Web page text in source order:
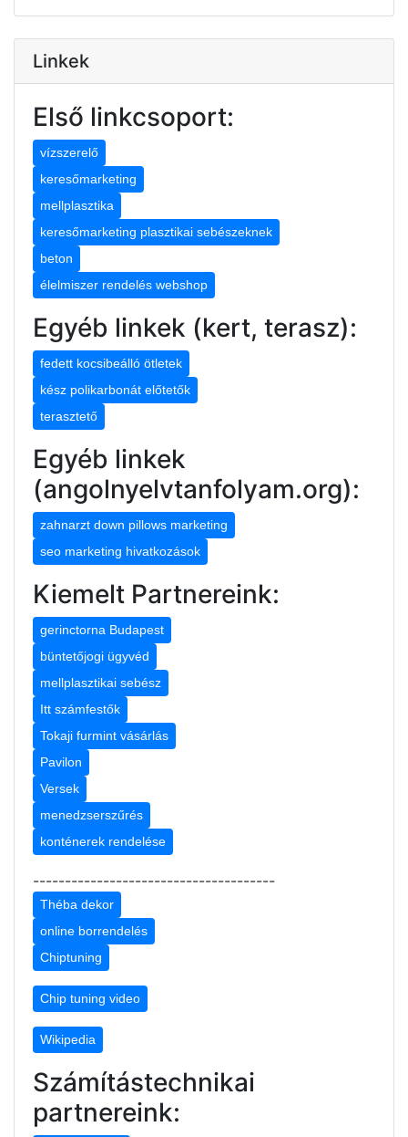
Linkek
Első linkcsoport:
vízszerelő
keresőmarketing
mellplasztika
keresőmarketing plasztikai sebészeknek
beton
élelmiszer rendelés webshop
Egyéb linkek (kert, terasz):
fedett kocsibeálló ötletek
kész polikarbonát előtetők
terasztető
Egyéb linkek
(angolnyelvtanfolyam.org):
zahnarzt down pillows marketing
seo marketing hivatkozások
Kiemelt Partnereink:
gerinctorna Budapest
büntetőjogi ügyvéd
mellplasztikai sebész
Itt számfestők
Tokaji furmint vásárlás
Pavilon
Versek
menedzserszűrés
konténerek rendelése
--------------------------------------
Théba dekor
online borrendelés
Chiptuning
Chip tuning video
Wikipedia
Számítástechnikai
partnereink: